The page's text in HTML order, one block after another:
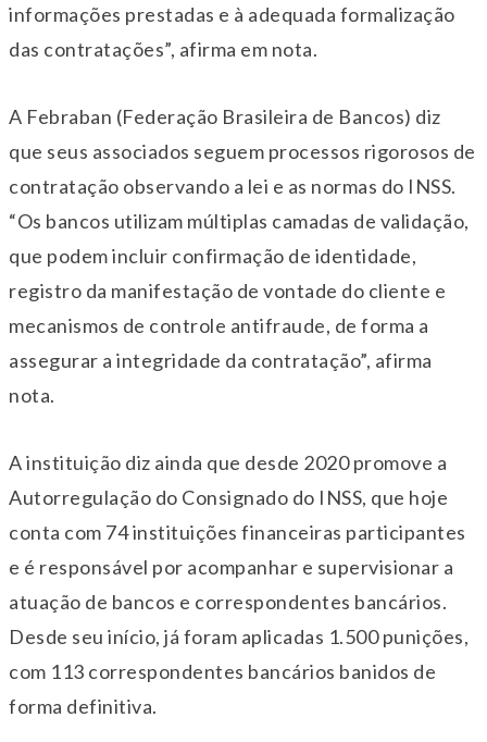
informações prestadas e à adequada formalização
das contratações”, afirma em nota.
A Febraban (Federação Brasileira de Bancos) diz
que seus associados seguem processos rigorosos de
contratação observando a lei e as normas do INSS.
“Os bancos utilizam múltiplas camadas de validação,
que podem incluir confirmação de identidade,
registro da manifestação de vontade do cliente e
mecanismos de controle antifraude, de forma a
assegurar a integridade da contratação”, afirma
nota.
A instituição diz ainda que desde 2020 promove a
Autorregulação do Consignado do INSS, que hoje
conta com 74 instituições financeiras participantes
e é responsável por acompanhar e supervisionar a
atuação de bancos e correspondentes bancários.
Desde seu início, já foram aplicadas 1.500 punições,
com 113 correspondentes bancários banidos de
forma definitiva.